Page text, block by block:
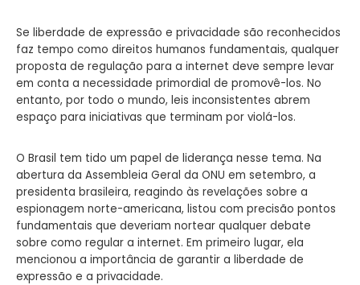
Se liberdade de expressão e privacidade são reconhecidos
faz tempo como direitos humanos fundamentais, qualquer
proposta de regulação para a internet deve sempre levar
em conta a necessidade primordial de promovê-los. No
entanto, por todo o mundo, leis inconsistentes abrem
espaço para iniciativas que terminam por violá-los.
O Brasil tem tido um papel de liderança nesse tema. Na
abertura da Assembleia Geral da ONU em setembro, a
presidenta brasileira, reagindo às revelações sobre a
espionagem norte-americana, listou com precisão pontos
fundamentais que deveriam nortear qualquer debate
sobre como regular a internet. Em primeiro lugar, ela
mencionou a importância de garantir a liberdade de
expressão e a privacidade.